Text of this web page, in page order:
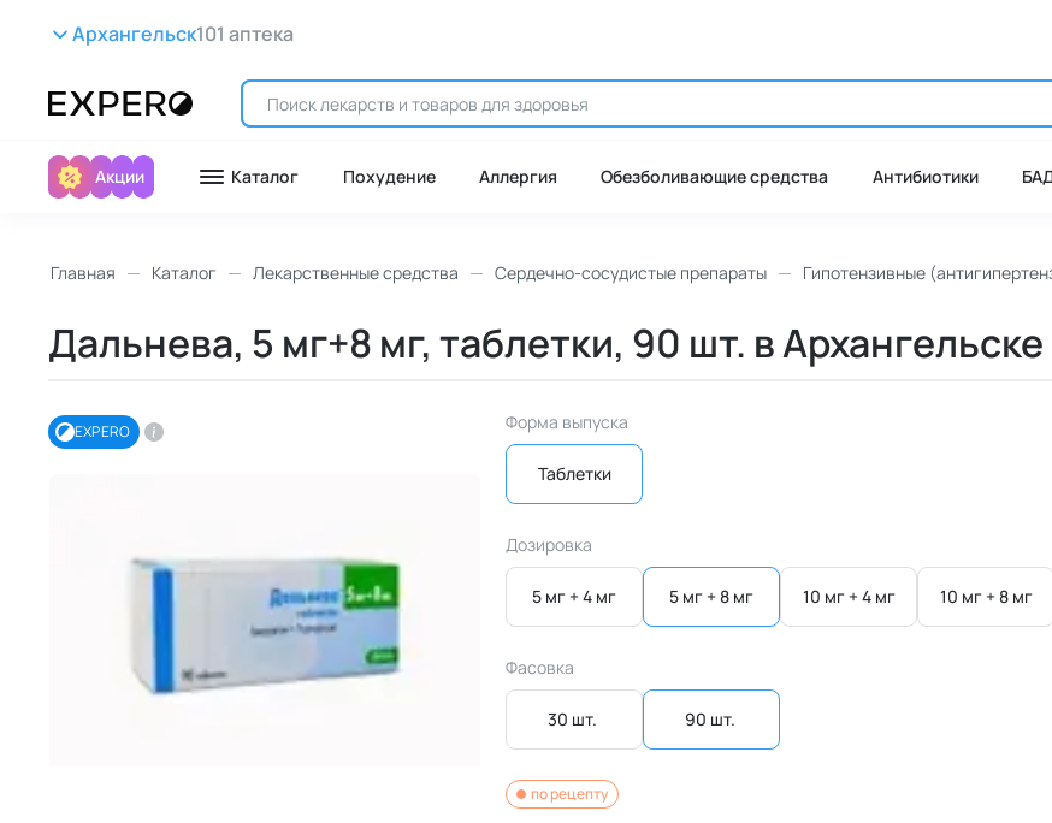
Архангельск101 аптека
Акции Каталог Похудение Аллергия Обезболивающие средства Антибиотики
Главная Каталог Лекарственные средства Сердечно-сосудистые препараты Гипотензивные
Дальнева, 5 мг+8 мг, таблетки, 90 шт. в Архангельске
EXPERO Форма выпуска
Таблетки
Дозировка
5 мг + 4 мг 5 мг + 8 мг 10 мг + 4 мг 10 мг + 8 мг
Фасовка
30 шт. 90 шт.
по рецепту